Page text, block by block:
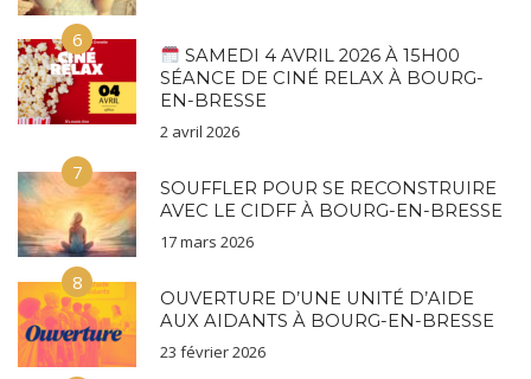
6
SAMEDI 4 AVRIL 2026 À 15H00
SÉANCE DE CINÉ RELAX À BOURG-
EN-BRESSE
2 avril 2026
7
SOUFFLER POUR SE RECONSTRUIRE
AVEC LE CIDFF À BOURG-EN-BRESSE
17 mars 2026
8
OUVERTURE D’UNE UNITÉ D’AIDE
AUX AIDANTS À BOURG-EN-BRESSE
23 février 2026